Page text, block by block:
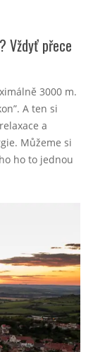
Vždyť přece
3000 m.
A ten si
a
Můžeme si
ho to jednou